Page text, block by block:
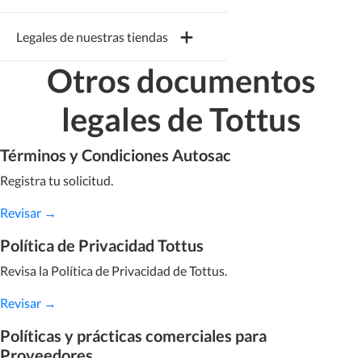
Legales de nuestras tiendas
falabella.com
Falabella
Linio
Tottus
Otros documentos
legales de Tottus
Términos y Condiciones Autosac
Registra tu solicitud.
Revisar →
Política de Privacidad Tottus
Revisa la Política de Privacidad de Tottus.
Revisar →
Políticas y prácticas comerciales para